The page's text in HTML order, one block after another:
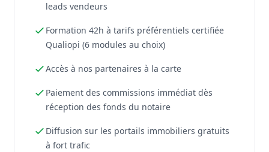
leads vendeurs
Formation 42h à tarifs préférentiels certifiée
Qualiopi (6 modules au choix)
Accès à nos partenaires à la carte
Paiement des commissions immédiat dès
réception des fonds du notaire
Diffusion sur les portails immobiliers gratuits
à fort trafic